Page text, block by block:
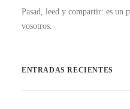
Pasad, leed y compartir: es un
vosotros.
ENTRADAS RECIENTES